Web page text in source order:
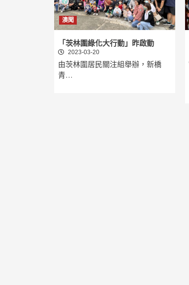
澳聞
「茨林圍綠化大行動」昨啟動
2023-03-20
由茨林圍居民關注組舉辦，新橋
青…